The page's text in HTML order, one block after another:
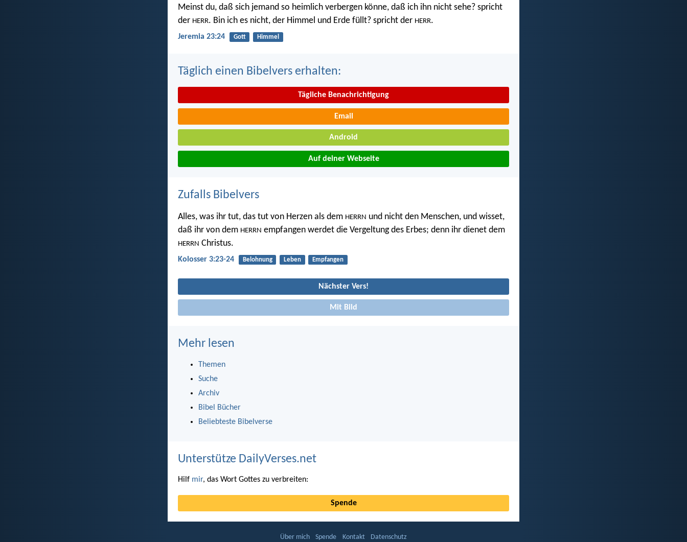
Meinst du, daß sich jemand so heimlich verbergen könne, daß ich ihn nicht sehe? spricht
der HERR. Bin ich es nicht, der Himmel und Erde füllt? spricht der HERR.
Jeremia 23:24 Gott Himmel
Täglich einen Bibelvers erhalten:
Tägliche Benachrichtigung
Email
Android
Auf deiner Webseite
Zufalls Bibelvers
Alles, was ihr tut, das tut von Herzen als dem HERRN und nicht den Menschen, und wisset,
daß ihr von dem HERRN empfangen werdet die Vergeltung des Erbes; denn ihr dienet dem
HERRN Christus.
Kolosser 3:23-24 Belohnung Leben Empfangen
Nächster Vers!
Mit Bild
Mehr lesen
Themen
Suche
Archiv
Bibel Bücher
Beliebteste Bibelverse
Unterstütze DailyVerses.net
Hilf mir, das Wort Gottes zu verbreiten:
Spende
Über mich Spende Kontakt Datenschutz